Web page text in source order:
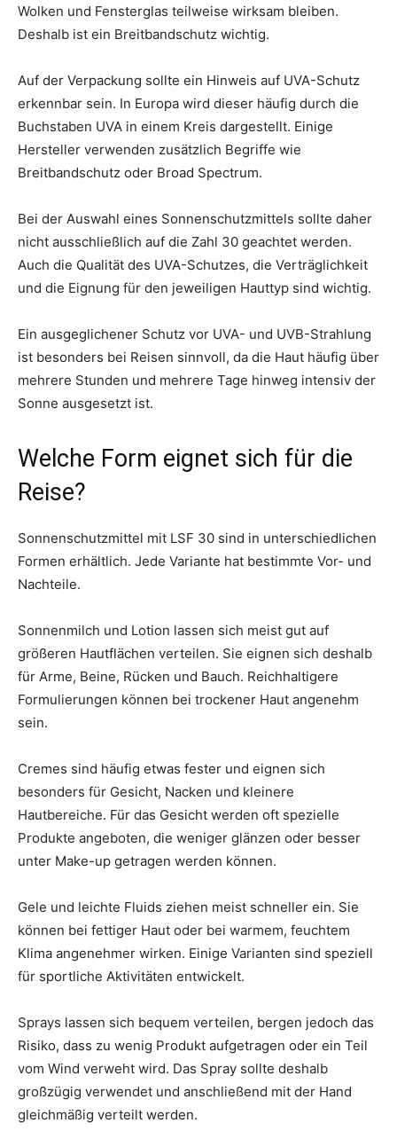
Wolken und Fensterglas teilweise wirksam bleiben.
Deshalb ist ein Breitbandschutz wichtig.
Auf der Verpackung sollte ein Hinweis auf UVA-Schutz
erkennbar sein. In Europa wird dieser häufig durch die
Buchstaben UVA in einem Kreis dargestellt. Einige
Hersteller verwenden zusätzlich Begriffe wie
Breitbandschutz oder Broad Spectrum.
Bei der Auswahl eines Sonnenschutzmittels sollte daher
nicht ausschließlich auf die Zahl 30 geachtet werden.
Auch die Qualität des UVA-Schutzes, die Verträglichkeit
und die Eignung für den jeweiligen Hauttyp sind wichtig.
Ein ausgeglichener Schutz vor UVA- und UVB-Strahlung
ist besonders bei Reisen sinnvoll, da die Haut häufig über
mehrere Stunden und mehrere Tage hinweg intensiv der
Sonne ausgesetzt ist.
Welche Form eignet sich für die
Reise?
Sonnenschutzmittel mit LSF 30 sind in unterschiedlichen
Formen erhältlich. Jede Variante hat bestimmte Vor- und
Nachteile.
Sonnenmilch und Lotion lassen sich meist gut auf
größeren Hautflächen verteilen. Sie eignen sich deshalb
für Arme, Beine, Rücken und Bauch. Reichhaltigere
Formulierungen können bei trockener Haut angenehm
sein.
Cremes sind häufig etwas fester und eignen sich
besonders für Gesicht, Nacken und kleinere
Hautbereiche. Für das Gesicht werden oft spezielle
Produkte angeboten, die weniger glänzen oder besser
unter Make-up getragen werden können.
Gele und leichte Fluids ziehen meist schneller ein. Sie
können bei fettiger Haut oder bei warmem, feuchtem
Klima angenehmer wirken. Einige Varianten sind speziell
für sportliche Aktivitäten entwickelt.
Sprays lassen sich bequem verteilen, bergen jedoch das
Risiko, dass zu wenig Produkt aufgetragen oder ein Teil
vom Wind verweht wird. Das Spray sollte deshalb
großzügig verwendet und anschließend mit der Hand
gleichmäßig verteilt werden.